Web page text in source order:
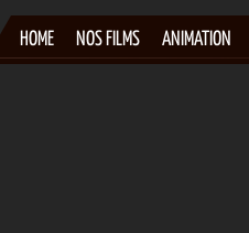
HOME NOS FILMS ANIMATION